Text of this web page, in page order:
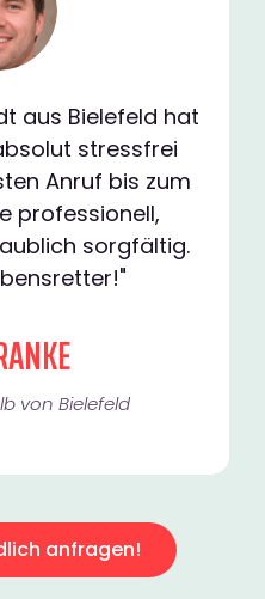
aus Bielefeld hat
stressfrei
Anruf bis zum
professionell,
sorgfältig.
von Bielefeld​
anfragen!